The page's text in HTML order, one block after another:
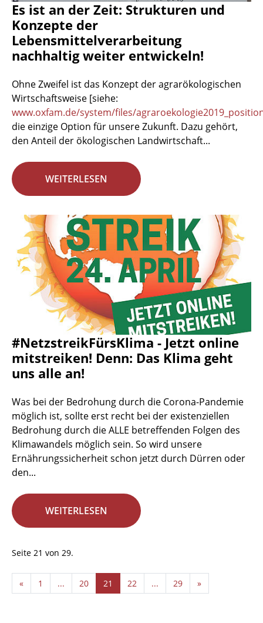
Es ist an der Zeit: Strukturen und
Konzepte der
Lebensmittelverarbeitung
nachhaltig weiter entwickeln!
Ohne Zweifel ist das Konzept der agrarökologischen
Wirtschaftsweise [siehe:
www.oxfam.de/system/files/
die einzige Option für unsere Zukunft. Dazu gehört,
den Anteil der ökologischen Landwirtschaft...
WEITERLESEN
#NetzstreikFürsKlima - Jetzt online
mitstreiken! Denn: Das Klima geht
uns alle an!
Was bei der Bedrohung durch die Corona-Pandemie
möglich ist, sollte erst recht bei der existenziellen
Bedrohung durch die ALLE betreffenden Folgen des
Klimawandels möglich sein. So wird unsere
Ernährungssicherheit schon jetzt durch Dürren oder
den...
WEITERLESEN
Seite 21 von 29.
« 1 ... 20 21 22 ... 29 »